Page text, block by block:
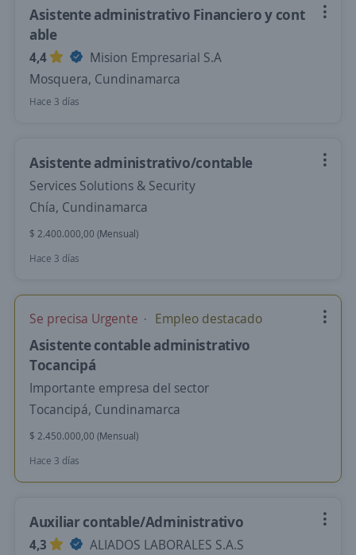
Asistente administrativo Financiero y cont
able
4,4
Mision Empresarial S.A
Mosquera, Cundinamarca
Hace 3 días
Asistente administrativo/contable
Services Solutions & Security
Chía, Cundinamarca
$ 2.400.000,00 (Mensual)
Hace 3 días
Se precisa Urgente Empleo destacado
Asistente contable administrativo
Tocancipá
Importante empresa del sector
Tocancipá, Cundinamarca
$ 2.450.000,00 (Mensual)
Hace 3 días
Auxiliar contable/Administrativo
4,3 ALIADOS LABORALES S.A.S